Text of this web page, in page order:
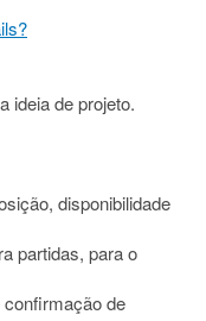
ideia de projeto.
disponibilidade
partidas, para o
confirmação de